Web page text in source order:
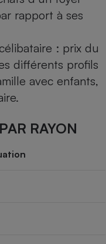
rapport à ses
: prix du
différents profils
avec enfants,
RAYON